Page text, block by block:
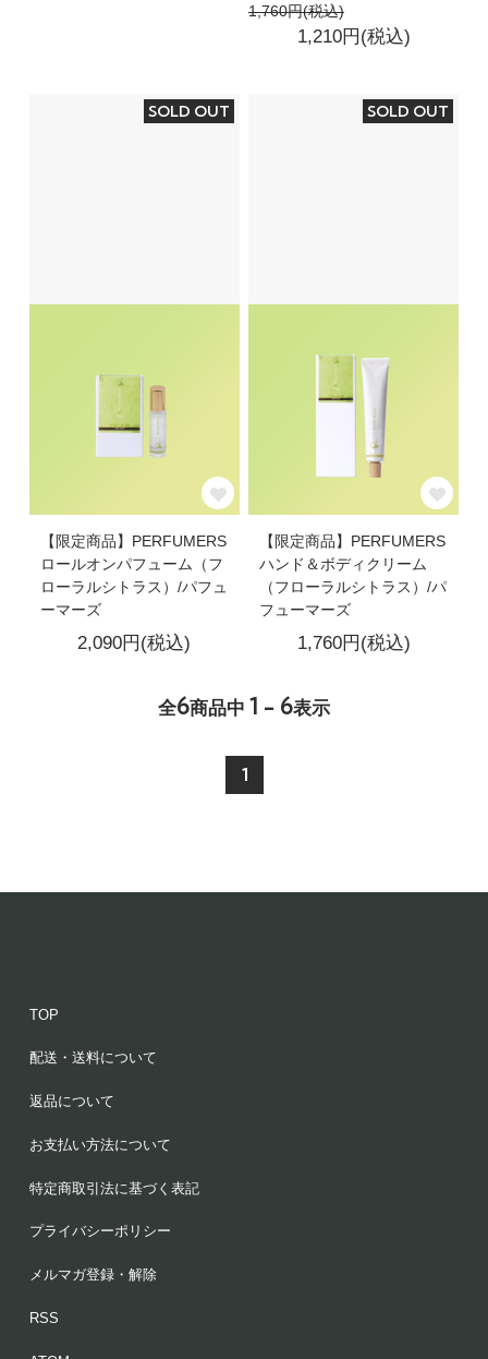
1,760円(税込)
1,210円(税込)
SOLD OUT
【限定商品】PERFUMERS
ロールオンパフューム（フ
ローラルシトラス）/パフュ
ーマーズ
2,090円(税込)
SOLD OUT
【限定商品】PERFUMERS
ハンド＆ボディクリーム
（フローラルシトラス）/パ
フューマーズ
1,760円(税込)
全6商品中 1 - 6表示
1
TOP
配送・送料について
返品について
お支払い方法について
特定商取引法に基づく表記
プライバシーポリシー
メルマガ登録・解除
RSS